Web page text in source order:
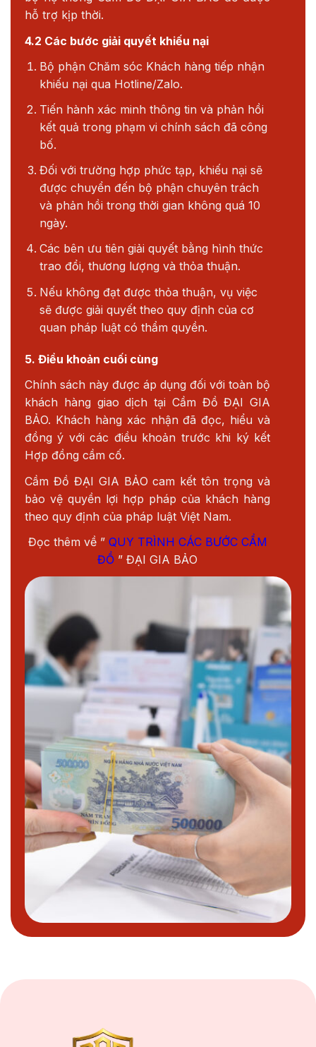
hỗ trợ kịp thời.
4.2 Các bước giải quyết khiếu nại
Bộ phận Chăm sóc Khách hàng tiếp nhận
khiếu nại qua Hotline/Zalo.
Tiến hành xác minh thông tin và phản hồi
kết quả trong phạm vi chính sách đã công
bố.
Đối với trường hợp phức tạp, khiếu nại sẽ
được chuyển đến bộ phận chuyên trách
và phản hồi trong thời gian không quá 10
ngày.
Các bên ưu tiên giải quyết bằng hình thức
trao đổi, thương lượng và thỏa thuận.
Nếu không đạt được thỏa thuận, vụ việc
sẽ được giải quyết theo quy định của cơ
quan pháp luật có thẩm quyền.
5. Điều khoản cuối cùng
Chính sách này được áp dụng đối với toàn bộ
khách hàng giao dịch tại Cầm Đồ ĐẠI GIA
BẢO. Khách hàng xác nhận đã đọc, hiểu và
đồng ý với các điều khoản trước khi ký kết
Hợp đồng cầm cố.
Cầm Đồ ĐẠI GIA BẢO cam kết tôn trọng và
bảo vệ quyền lợi hợp pháp của khách hàng
theo quy định của pháp luật Việt Nam.
Đọc thêm về ” QUY TRÌNH CÁC BƯỚC CẦM
ĐỒ ” ĐẠI GIA BẢO